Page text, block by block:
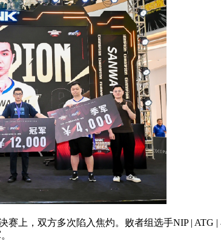
，双方多次陷入焦灼。败者组选手NIP | ATG |